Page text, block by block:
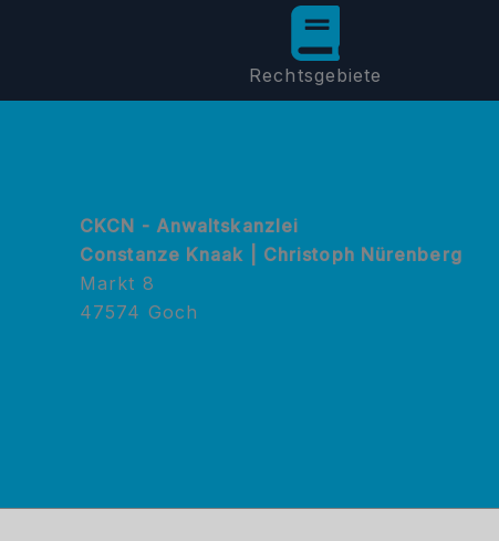
Rechtsgebiete
CKCN - Anwaltskanzlei
Constanze Knaak | Christoph Nürenberg
Markt 8
47574 Goch